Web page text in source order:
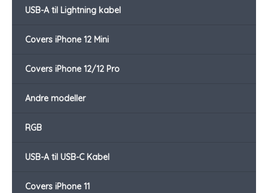
USB-A til Lightning kabel
Covers iPhone 12 Mini
Covers iPhone 12/12 Pro
Andre modeller
RGB
USB-A til USB-C Kabel
Covers iPhone 11